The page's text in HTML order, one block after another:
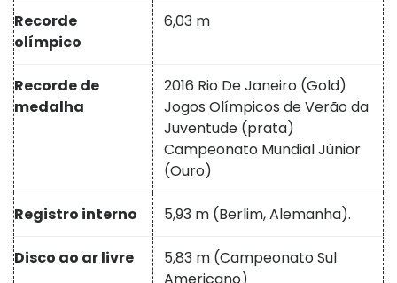
Recorde
olímpico
6,03 m
Recorde de
medalha
2016 Rio De Janeiro (Gold)
Jogos Olímpicos de Verão da
Juventude (prata)
Campeonato Mundial Júnior
(Ouro)
Registro interno 5,93 m (Berlim, Alemanha).
Disco ao ar livre
5,83 m (Campeonato Sul